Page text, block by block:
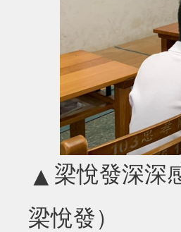
▲ 梁悅發深深
梁悅發）